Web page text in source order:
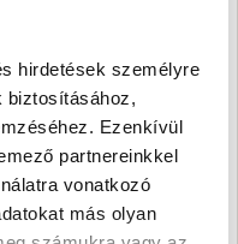
hirdetések személyre
biztosításához,
Ezenkívül
partnereinkkel
vonatkozó
más olyan
PRIMERA
8 aljzatos 16A